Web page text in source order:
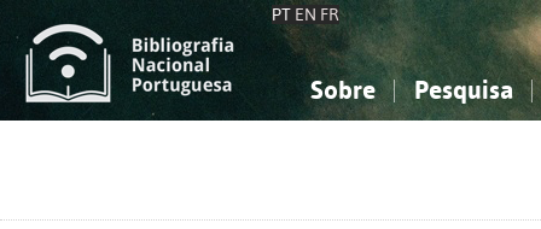
PT EN FR
Sobre Pesquisa